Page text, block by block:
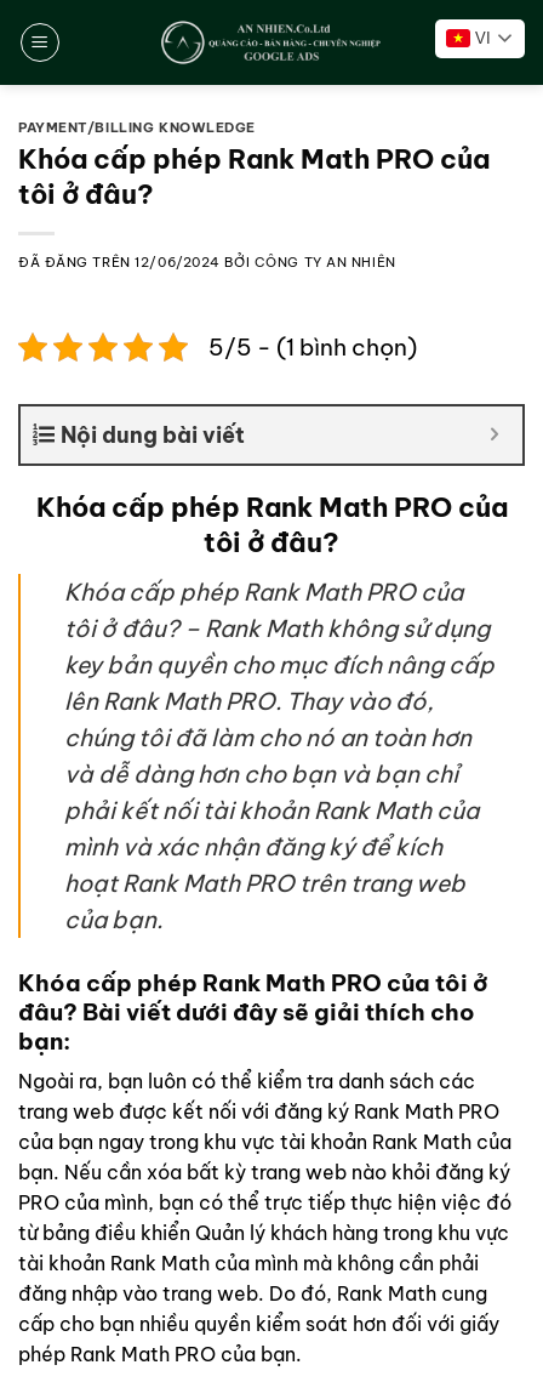
đến
VI
PAYMENT/BILLING KNOWLEDGE
Khóa cấp phép Rank Math PRO của
tôi ở đâu?
ĐÃ ĐĂNG TRÊN12/06/2024 BỞI CÔNG TY AN NHIÊN
5/5 - (1 bình chọn)
Nội dung bài viết
Khóa cấp phép Rank Math PRO của
tôi ở đâu?
Khóa cấp phép Rank Math PRO của
tôi ở đâu? – Rank Math không sử dụng
key bản quyền cho mục đích nâng cấp
lên Rank Math PRO. Thay vào đó,
chúng tôi đã làm cho nó an toàn hơn
và dễ dàng hơn cho bạn và bạn chỉ
phải kết nối tài khoản Rank Math của
mình và xác nhận đăng ký để kích
hoạt Rank Math PRO trên trang web
của bạn.
Khóa cấp phép Rank Math PRO của tôi ở
đâu? Bài viết dưới đây sẽ giải thích cho
bạn:
Ngoài ra, bạn luôn có thể kiểm tra danh sách các
trang web được kết nối với đăng ký Rank Math PRO
của bạn ngay trong khu vực tài khoản Rank Math của
bạn. Nếu cần xóa bất kỳ trang web nào khỏi đăng ký
PRO của mình, bạn có thể trực tiếp thực hiện việc đó
từ bảng điều khiển Quản lý khách hàng trong khu vực
tài khoản Rank Math của mình mà không cần phải
đăng nhập vào trang web. Do đó, Rank Math cung
cấp cho bạn nhiều quyền kiểm soát hơn đối với giấy
phép Rank Math PRO của bạn.